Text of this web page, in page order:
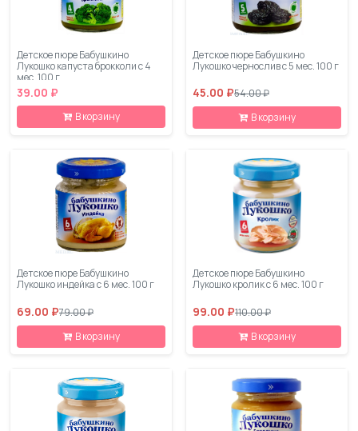
Детское пюре Бабушкино
Лукошко капуста брокколи с 4
мес. 100 г
39.00 ₽
В корзину
Детское пюре Бабушкино
Лукошко чернослив с 5 мес. 100 г
45.00 ₽54.00 ₽
В корзину
Детское пюре Бабушкино
Лукошко индейка с 6 мес. 100 г
69.00 ₽79.00 ₽
В корзину
Детское пюре Бабушкино
Лукошко кролик с 6 мес. 100 г
99.00 ₽110.00 ₽
В корзину